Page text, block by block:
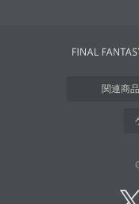
関連商品